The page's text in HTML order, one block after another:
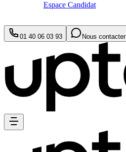
Espace Candidat
01 40 06 03 93 Nous contacter